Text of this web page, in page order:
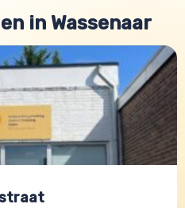
in Wassenaar